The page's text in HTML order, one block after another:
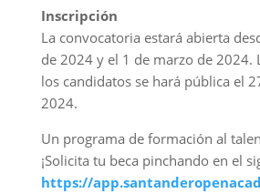
Inscripción
La convocatoria estará abierta
de 2024 y el 1 de marzo de 2024.
los candidatos se hará pública el
2024.
Un programa de formación al
¡Solicita tu beca pinchando en el
https://